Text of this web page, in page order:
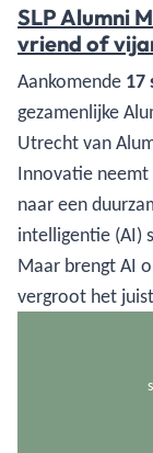
SLP Alumni
vriend of
Aankomende 17
gezamenlijke
Utrecht van
Innovatie
naar een
intelligentie (AI)
Maar brengt AI
vergroot het